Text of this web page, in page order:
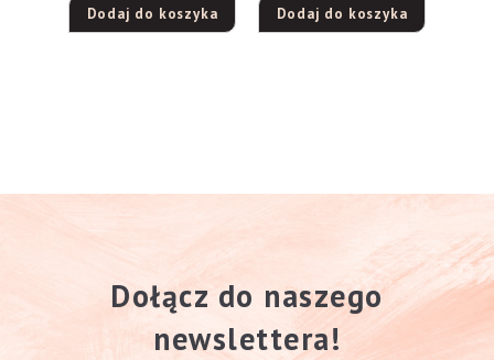
Dodaj do koszyka Dodaj do koszyka
Dołącz do naszego
newslettera!